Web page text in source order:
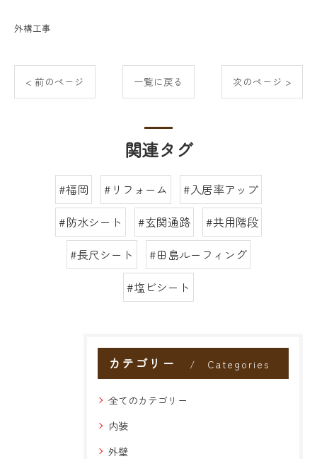
外構工事
< 前のページ 一覧に戻る 次のページ >
関連タグ
#福岡 #リフォーム
#入居率アップ
#防水シート
#玄関通路
#共用階段
#長尺シート
#田島ルーフィング
#塩ビシート
カテゴリー Categories
全てのカテゴリー
内装
外壁